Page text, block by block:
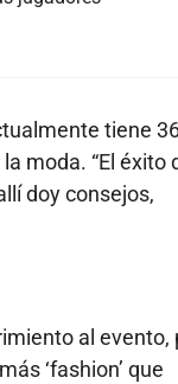
tiene
moda. “El éxito
doy consejos,
al evento,
‘fashion’ que